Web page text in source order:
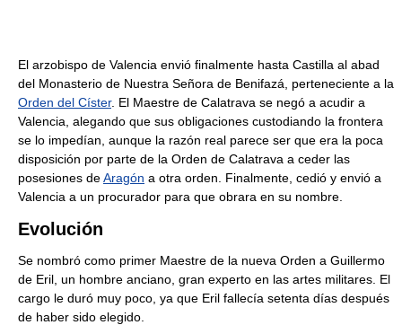
El arzobispo de Valencia envió finalmente hasta Castilla al abad
del Monasterio de Nuestra Señora de Benifazá, perteneciente a la
Orden del Císter. El Maestre de Calatrava se negó a acudir a
Valencia, alegando que sus obligaciones custodiando la frontera
se lo impedían, aunque la razón real parece ser que era la poca
disposición por parte de la Orden de Calatrava a ceder las
posesiones deAragón a otra orden. Finalmente, cedió y envió a
Valencia a un procurador para que obrara en su nombre.
Evolución
Se nombró como primer Maestre de la nueva Orden a Guillermo
de Eril, un hombre anciano, gran experto en las artes militares. El
cargo le duró muy poco, ya que Eril fallecía setenta días después
de haber sido elegido.